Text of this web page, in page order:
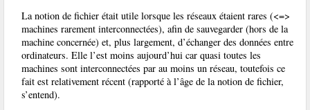
La notion de fichier était utile lorsque les réseaux étaient rares (<=>
machines rarement interconnectées), afin de sauvegarder (hors de la
machine concernée) et, plus largement, d’échanger des données entre
ordinateurs. Elle l’est moins aujourd’hui car quasi toutes les
machines sont interconnectées par au moins un réseau, toutefois ce
fait est relativement récent (rapporté à l’âge de la notion de fichier,
s’entend).